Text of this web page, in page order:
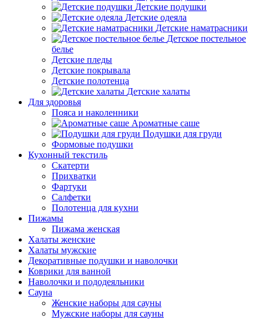
Детские подушки
Детские одеяла
Детские наматрасники
Детское постельное
белье
Детские пледы
Детские покрывала
Детские полотенца
Детские халаты
Для здоровья
Пояса и наколенники
Ароматные саше
Подушки для груди
Формовые подушки
Кухонный текстиль
Скатерти
Прихватки
Фартуки
Салфетки
Полотенца для кухни
Пижамы
Пижама женская
Халаты женские
Халаты мужские
Декоративные подушки и наволочки
Коврики для ванной
Наволочки и пододеяльники
Сауна
Женские наборы для сауны
Мужские наборы для сауны